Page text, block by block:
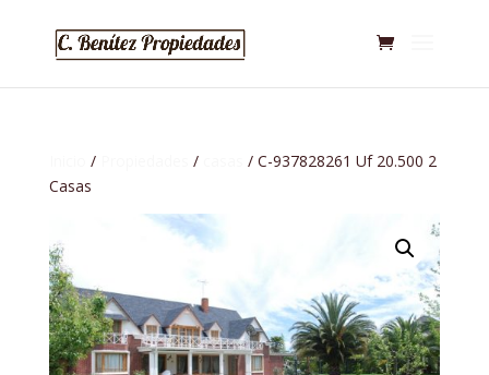
/ /
/ C-937828261 Uf 20.500 2
Casas